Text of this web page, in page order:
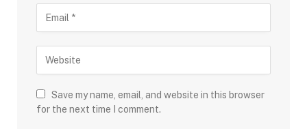
Save my name, email, and website in this browser
for the next time I comment.